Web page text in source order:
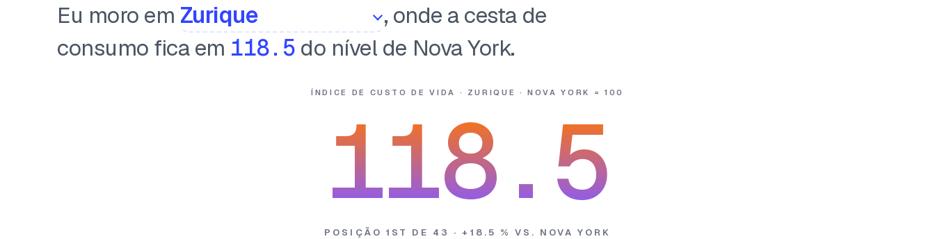
Eu moro em
, onde a cesta de
consumo fica em 118.5 do nível de Nova York.
ÍNDICE DE CUSTO DE VIDA · ZURIQUE · NOVA YORK = 100
118.5
POSIÇÃO 1ST DE 43 · +18.5 % VS. NOVA YORK